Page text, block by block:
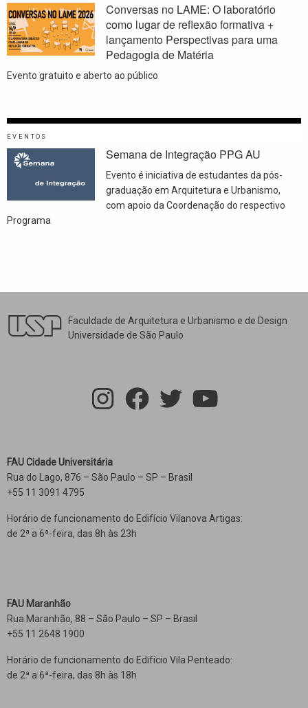
Conversas no LAME: O laboratório
como lugar de reflexão formativa +
lançamento Perspectivas para uma
Pedagogia de Matéria
Evento gratuito e aberto ao público
EVENTOS
Semana de Integração PPG AU
Evento é iniciativa de estudantes da pós-
graduação em Arquitetura e Urbanismo,
com apoio da Coordenação do respectivo
Programa
Faculdade de Arquitetura e Urbanismo e de Design
Universidade de São Paulo
FAU Cidade Universitária
Rua do Lago, 876 – São Paulo – SP – Brasil
+55 11 3091 4795
Horário de funcionamento do Edifício Vilanova Artigas:
de 2ª a 6ª-feira, das 8h às 23h
FAU Maranhão
Rua Maranhão, 88 – São Paulo – SP – Brasil
+55 11 2648 1900
Horário de funcionamento do Edifício Vila Penteado:
de 2ª a 6ª-feira, das 8h às 18h